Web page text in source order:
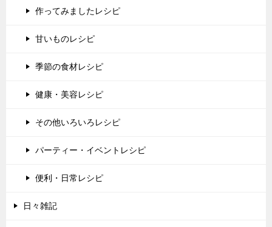
作ってみましたレシピ
甘いものレシピ
季節の食材レシピ
健康・美容レシピ
その他いろいろレシピ
パーティー・イベントレシピ
便利・日常レシピ
日々雑記